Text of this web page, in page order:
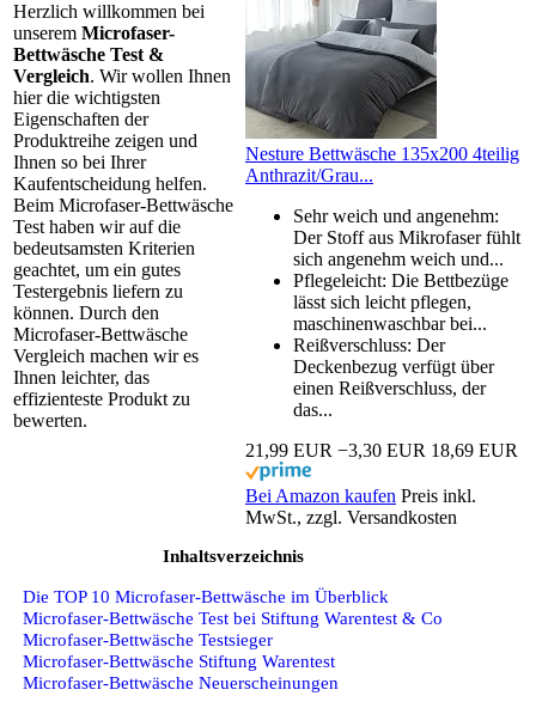
Herzlich willkommen bei
unserem Microfaser-
Bettwäsche Test &
Vergleich. Wir wollen Ihnen
hier die wichtigsten
Eigenschaften der
Produktreihe zeigen und
Ihnen so bei Ihrer
Kaufentscheidung helfen.
Beim Microfaser-Bettwäsche
Test haben wir auf die
bedeutsamsten Kriterien
geachtet, um ein gutes
Testergebnis liefern zu
können. Durch den
Microfaser-Bettwäsche
Vergleich machen wir es
Ihnen leichter, das
effizienteste Produkt zu
bewerten.
Nesture Bettwäsche 135x200 4teilig
Anthrazit/Grau...
Sehr weich und angenehm:
Der Stoff aus Mikrofaser fühlt
sich angenehm weich und...
Pflegeleicht: Die Bettbezüge
lässt sich leicht pflegen,
maschinenwaschbar bei...
Reißverschluss: Der
Deckenbezug verfügt über
einen Reißverschluss, der
das...
21,99 EUR −3,30 EUR 18,69 EUR
Bei Amazon kaufen Preis inkl.
MwSt., zzgl. Versandkosten
Inhaltsverzeichnis
Die TOP 10 Microfaser-Bettwäsche im Überblick
Microfaser-Bettwäsche Test bei Stiftung Warentest & Co
Microfaser-Bettwäsche Testsieger
Microfaser-Bettwäsche Stiftung Warentest
Microfaser-Bettwäsche Neuerscheinungen